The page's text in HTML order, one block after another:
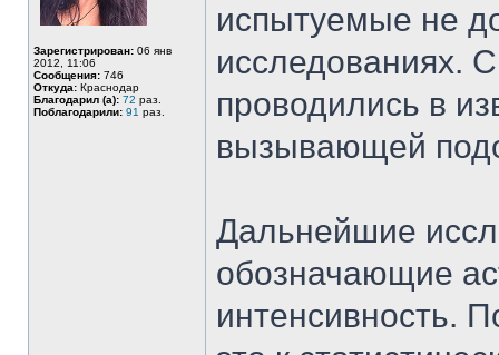
Зарегистрирован: 06 янв
2012, 11:06
Сообщения: 746
Откуда: Краснодар
Благодарил (а): 72 раз.
Поблагодарили: 91 раз.
испытуемые не
исследованиях.
проводились в
вызывающей
Дальнейшие
обозначающие
интенсивность.